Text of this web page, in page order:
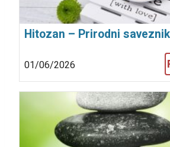
Hitozan – Prirodni
01/06/2026